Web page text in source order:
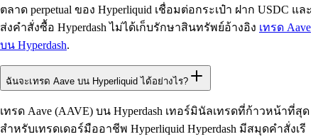
ตลาด perpetual ของ Hyperliquid เชื่อมต่อกระเป๋า ฝาก USDC และ
ส่งคำสั่งซื้อ Hyperdash ไม่ได้เก็บรักษาสินทรัพย์อ้างอิง เทรด Aave
บน Hyperdash.
ฉันจะเทรด Aave บน Hyperliquid ได้อย่างไร?
เทรด Aave (AAVE) บน Hyperdash เทอร์มินัลเทรดที่ก้าวหน้าที่สุด
สำหรับเทรดเดอร์มืออาชีพ Hyperliquid Hyperdash มีสมุดคำสั่งเรี